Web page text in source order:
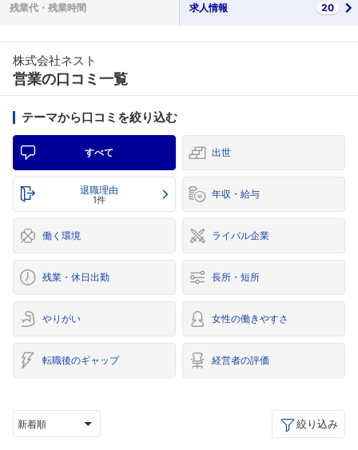
残業代・ 残業時間 求人情報 20
株式会社ネスト
営業の口コミ一覧
テーマから口コミを絞り込む
すべて 出世
退職理由
1件 年収・給与
働く環境 ライバル企業
残業・休日出勤 長所・短所
やりがい 女性の働きやすさ
転職後のギャップ 経営者の評価
新着順 絞り込み